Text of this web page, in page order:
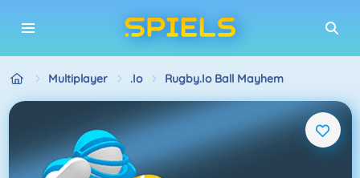
Multiplayer .io Rugby.io Ball Mayhem